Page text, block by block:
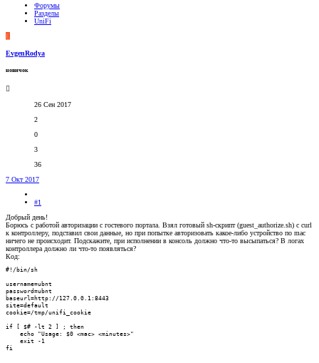
Форумы
Разделы
UniFi
E
EvgenRodya
новичок
26 Сен 2017
2
0
3
36
7 Окт 2017
#1
Добрый день!
Борюсь с работой авторизации с гостевого портала. Взял готовый sh-скрипт (guest_authorize.sh) с curl
к контроллеру, подставил свои данные, но при попытке авторизовать какое-либо устройство по mac
ничего не происходит. Подскажите, при исполнении в консоль должно что-то высыпаться? В логах
контроллера должно ли что-то появляться?
Код:
#!/bin/sh
username=ubnt
password=ubnt
baseurl=http://127.0.0.1:8443
site=default
cookie=/tmp/unifi_cookie
if [ $# -lt 2 ] ; then
    echo "Usage: $0 <mac> <minutes>"
    exit -1
fi